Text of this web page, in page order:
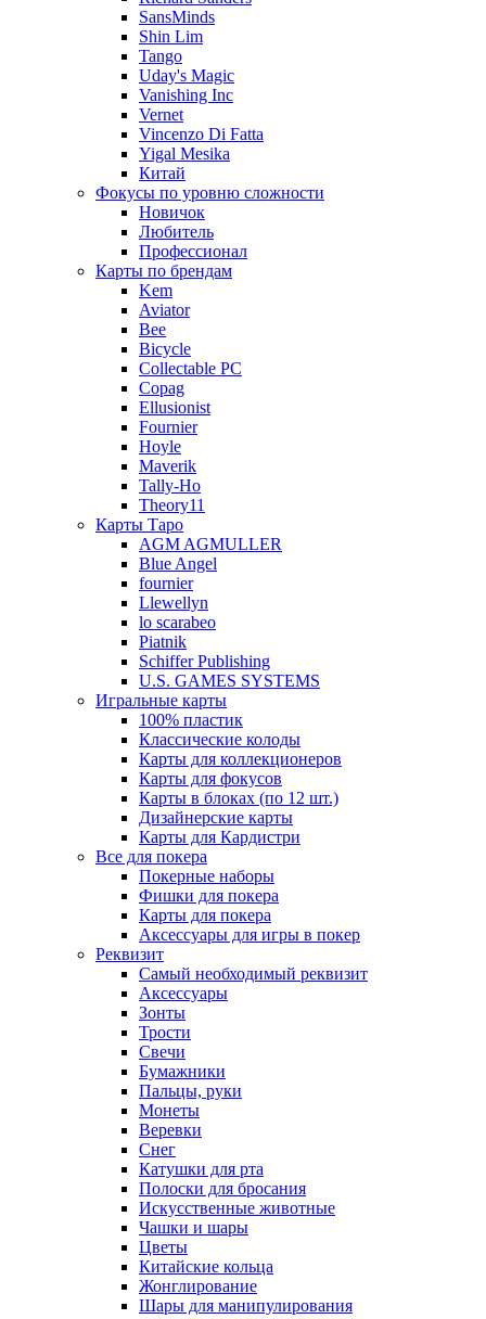
SansMinds
Shin Lim
Tango
Uday's Magic
Vanishing Inc
Vernet
Vincenzo Di Fatta
Yigal Mesika
Китай
Фокусы по уровню сложности
Новичок
Любитель
Профессионал
Карты по брендам
Kem
Aviator
Bee
Bicycle
Collectable PC
Copag
Ellusionist
Fournier
Hoyle
Maverik
Tally-Ho
Theory11
Карты Таро
AGM AGMULLER
Blue Angel
fournier
Llewellyn
lo scarabeo
Piatnik
Schiffer Publishing
U.S. GAMES SYSTEMS
Игральные карты
100% пластик
Классические колоды
Карты для коллекционеров
Карты для фокусов
Карты в блоках (по 12 шт.)
Дизайнерские карты
Карты для Кардистри
Все для покера
Покерные наборы
Фишки для покера
Карты для покера
Аксессуары для игры в покер
Реквизит
Самый необходимый реквизит
Аксессуары
Зонты
Трости
Свечи
Бумажники
Пальцы, руки
Монеты
Веревки
Снег
Катушки для рта
Полоски для бросания
Искусственные животные
Чашки и шары
Цветы
Китайские кольца
Жонглирование
Шары для манипулирования